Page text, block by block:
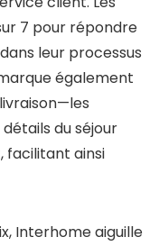
7 pour répondre
leur processus
également
du séjour
facilitant ainsi
Interhome aiguille